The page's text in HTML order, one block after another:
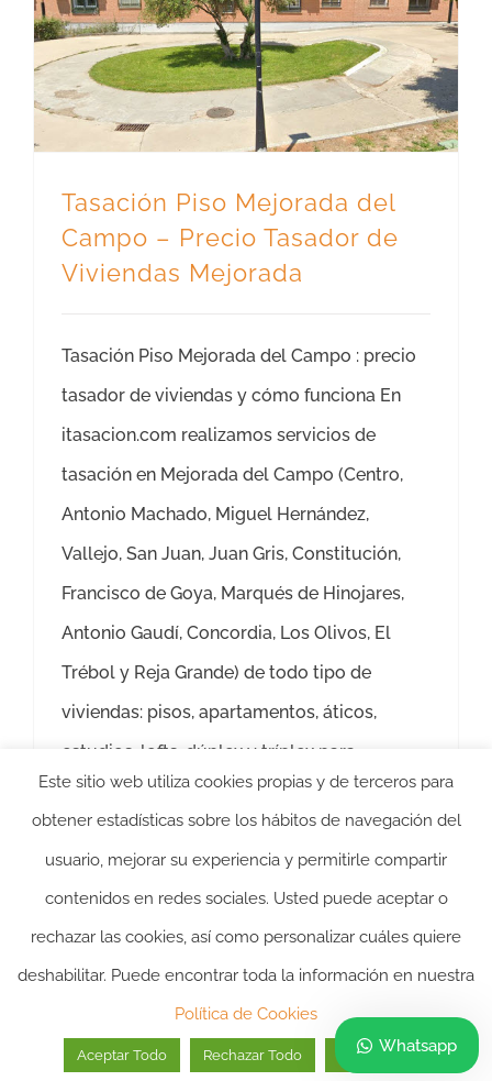
Tasación Piso Mejorada del
Campo – Precio Tasador de
Viviendas Mejorada
Tasación Piso Mejorada del Campo : precio
tasador de viviendas y cómo funciona En
itasacion.com realizamos servicios de
tasación en Mejorada del Campo (Centro,
Antonio Machado, Miguel Hernández,
Vallejo, San Juan, Juan Gris, Constitución,
Francisco de Goya, Marqués de Hinojares,
Antonio Gaudí, Concordia, Los Olivos, El
Trébol y Reja Grande) de todo tipo de
viviendas: pisos, apartamentos, áticos,
estudios, lofts, dúplex y tríplex para
Más información
|
COOKIES|AVISO LEGAL
Este sitio web utiliza cookies propias y de terceros para
obtener estadísticas sobre los hábitos de navegación del
usuario, mejorar su experiencia y permitirle compartir
contenidos en redes sociales. Usted puede aceptar o
rechazar las cookies, así como personalizar cuáles quiere
deshabilitar. Puede encontrar toda la información en nuestra
Política de Cookies
Aceptar Todo Rechazar Todo Personalizar
Whatsapp